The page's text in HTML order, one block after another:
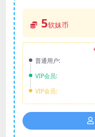
5软妹币
普通用户:
VIP会员:
VIP会员: